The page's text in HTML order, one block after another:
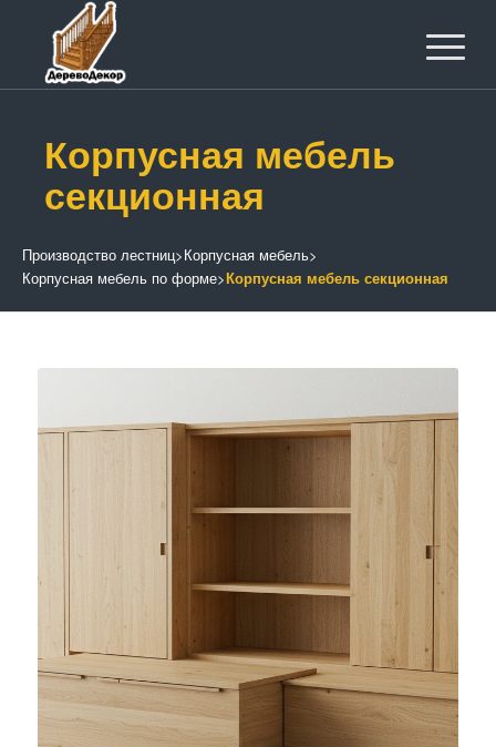
Корпусная мебель
секционная
Производство лестниц>Корпусная мебель>
Корпусная мебель по форме>Корпусная мебель секционная